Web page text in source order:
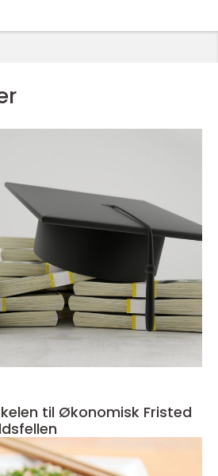
til Økonomisk Fristed